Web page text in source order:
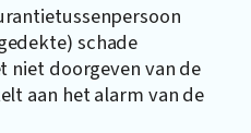
schade
niet doorgeven van de
aan het alarm van de